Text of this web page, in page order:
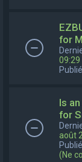
for
09:29
Is
for
août
(Ne